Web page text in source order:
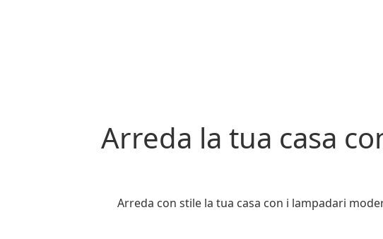
Arreda la tua casa
Arreda con stile la tua casa con i lampadari